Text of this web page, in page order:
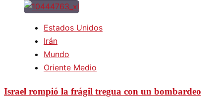
Estados Unidos
Irán
Mundo
Oriente Medio
Israel rompió la frágil tregua con un bombardeo